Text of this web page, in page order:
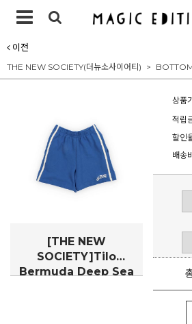
이전
THE NEW SOCIETY(더뉴소사이어티)
[THE NEW
SOCIETY]Tilo
Bermuda Deep Sea
상품
적립
할인
배송